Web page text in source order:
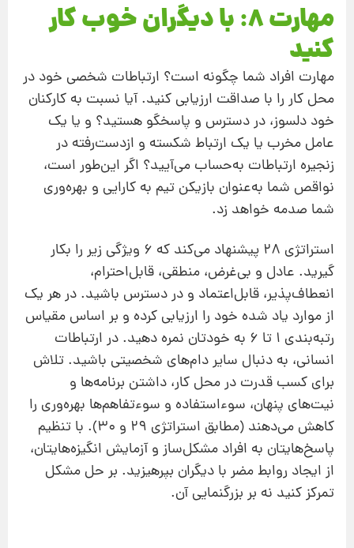
مهارت 8: با دیگران خوب کار
کنید
مهارت افراد شما چگونه است؟ ارتباطات شخصی خود در
محل کار را با صداقت ارزیابی کنید. آیا نسبت به کارکنان
خود دلسوز، در دسترس و پاسخگو هستید؟ و یا یک
عامل مخرب یا یک ارتباط شکسته و ازدست‌رفته در
زنجیره ارتباطات به‌حساب می‌آیید؟ اگر این‌طور است،
نواقص شما به‌عنوان بازیکن تیم به کارایی و بهره‌وری
شما صدمه خواهد زد.
استراتژی 28 پیشنهاد می‌کند که 6 ویژگی زیر را بکار
گیرید. عادل و بی‌غرض، منطقی، قابل‌احترام،
انعطاف‌پذیر، قابل‌اعتماد و در دسترس باشید. در هر یک
از موارد یاد شده خود را ارزیابی کرده و بر اساس مقیاس
رتبه‌بندی 1 تا 6 به خودتان نمره دهید. در ارتباطات
انسانی، به دنبال سایر دام‌های شخصیتی باشید. تلاش
برای کسب قدرت در محل کار، داشتن برنامه‌ها و
نیت‌های پنهان، سوءاستفاده و سوءتفاهم‌ها بهره‌وری را
کاهش می‌دهند (مطابق استراتژی 29 و 30). با تنظیم
پاسخ‌هایتان به افراد مشکل‌ساز و آزمایش انگیزه‌هایتان،
از ایجاد روابط مضر با دیگران بپرهیزید. بر حل مشکل
تمرکز کنید نه بر بزرگنمایی آن.